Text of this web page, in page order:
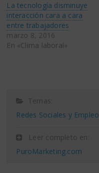
La tecnología disminuye
interacción cara a cara
entre trabajadores
marzo 8, 2016
En «Clima laboral»
Temas:
Redes Sociales y Empleo
Leer completo en:
PuroMarketing.com